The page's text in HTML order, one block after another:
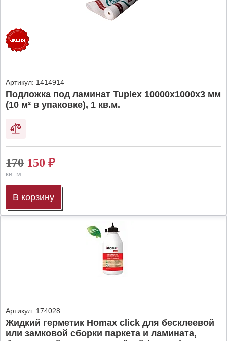
Артикул: 1414914
Подложка под ламинат Tuplex 10000x1000x3 мм
(10 м² в упаковке), 1 кв.м.
170 150 ₽
кв. м.
В корзину
Артикул: 174028
Жидкий герметик Homax click для бесклеевой
или замковой сборки паркета и ламината,